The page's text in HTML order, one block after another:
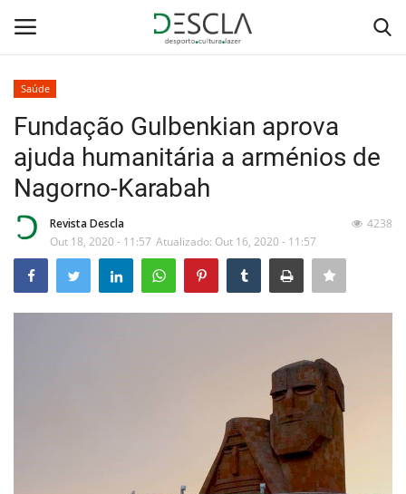
Home
...by Descla
Desporto
Saúde
Fundação Gulbenkian aprova
ajuda humanitária a arménios de
Nagorno-Karabah
Revista Descla
Out 18, 2020 - 11:57 Atualizado: Out 16, 2020 - 11:57
4238